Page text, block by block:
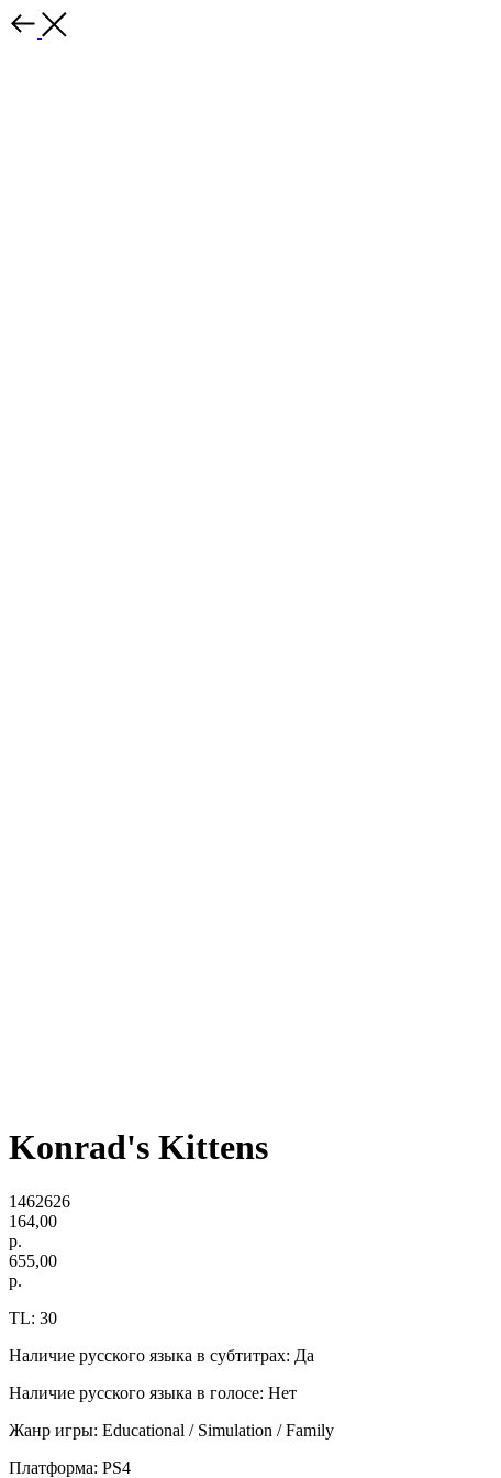
Konrad's Kittens
1462626
164,00
р.
655,00
р.
TL: 30
Наличие русского языка в субтитрах: Да
Наличие русского языка в голосе: Нет
Жанр игры: Educational / Simulation / Family
Платформа: PS4